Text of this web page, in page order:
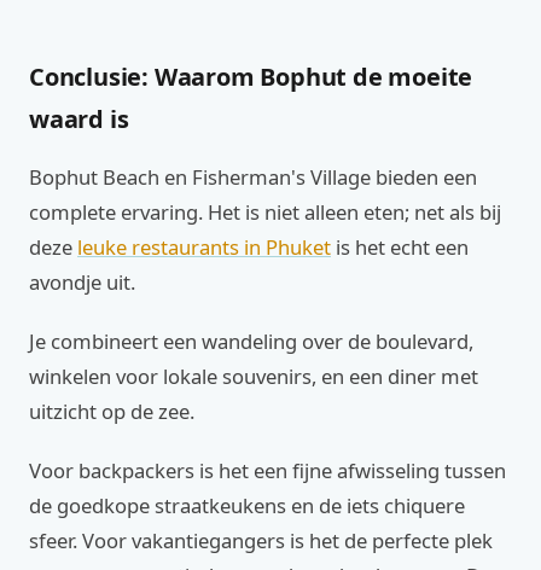
Conclusie: Waarom Bophut de moeite
waard is
Bophut Beach en Fisherman's Village bieden een
complete ervaring. Het is niet alleen eten; net als bij
deze leuke restaurants in Phuket is het echt een
avondje uit.
Je combineert een wandeling over de boulevard,
winkelen voor lokale souvenirs, en een diner met
uitzicht op de zee.
Voor backpackers is het een fijne afwisseling tussen
de goedkope straatkeukens en de iets chiquere
sfeer. Voor vakantiegangers is het de perfecte plek